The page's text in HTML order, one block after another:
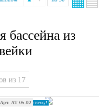
из
из 17
Доставка в любую точку!
Арт. АТ 05.02